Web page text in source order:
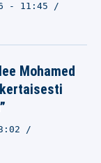
- 11:45
Mohamed